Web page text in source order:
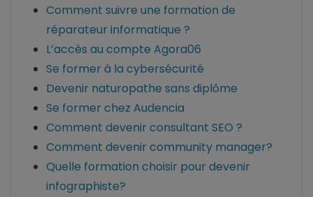
Comment suivre une formation de
réparateur informatique ?
L’accès au compte Agora06
Se former à la cybersécurité
Devenir naturopathe sans diplôme
Se former chez Audencia
Comment devenir consultant SEO ?
Comment devenir community manager?
Quelle formation choisir pour devenir
infographiste?